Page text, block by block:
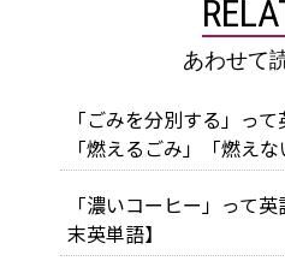
あわせて
「ごみを分別する」っ
「燃えるごみ」「燃え
「濃いコーヒー」って
末英単語】